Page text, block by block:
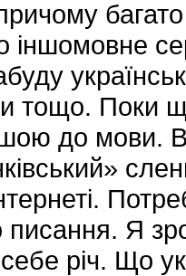
багато
іншомовне
тощо. Поки
до мови.
писання. Я
річ. Що